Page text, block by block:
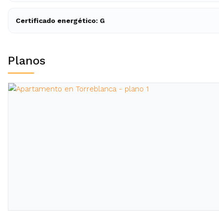
Certificado energético: G
Planos